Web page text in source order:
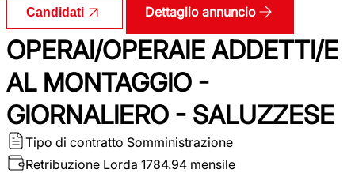
Candidati Dettaglio annuncio
OPERAI/OPERAIE ADDETTI/E
AL MONTAGGIO -
GIORNALIERO - SALUZZESE
Tipo di contratto Somministrazione
Retribuzione Lorda 1784.94 mensile